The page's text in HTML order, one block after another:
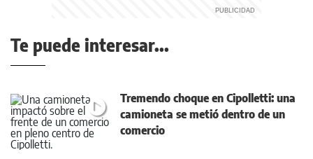
Te puede interesar...
Tremendo choque en Cipolletti: una
camioneta se metió dentro de un
comercio